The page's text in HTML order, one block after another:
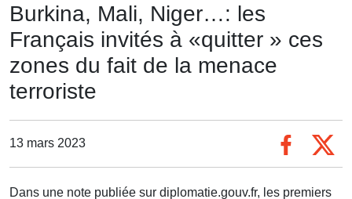
Burkina, Mali, Niger…: les
Français invités à «quitter » ces
zones du fait de la menace
terroriste
13 mars 2023
Dans une note publiée sur diplomatie.gouv.fr, les premiers